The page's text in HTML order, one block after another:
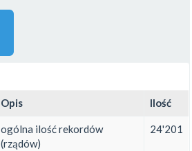
Opis Ilość
ogólna ilość rekordów
(rządów)
24'201